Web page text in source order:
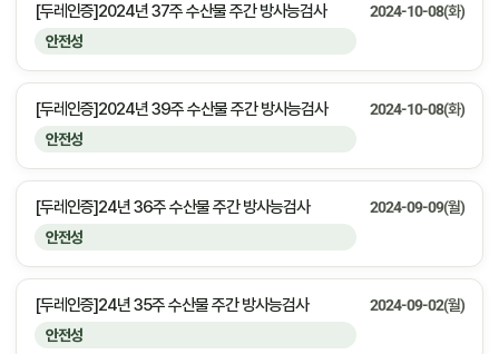
안전성
[두레인증]2024년 37주 수산물 주간 방사능검사 2024-10-08(화)
안전성
[두레인증]2024년 39주 수산물 주간 방사능검사 2024-10-08(화)
안전성
[두레인증]24년 36주 수산물 주간 방사능검사 2024-09-09(월)
안전성
[두레인증]24년 35주 수산물 주간 방사능검사 2024-09-02(월)